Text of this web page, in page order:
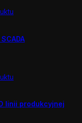
linii produkcyjnej